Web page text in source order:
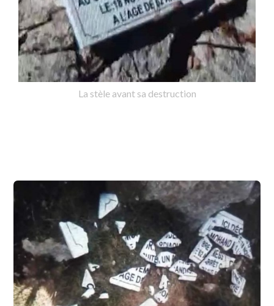
La stèle avant sa destruction